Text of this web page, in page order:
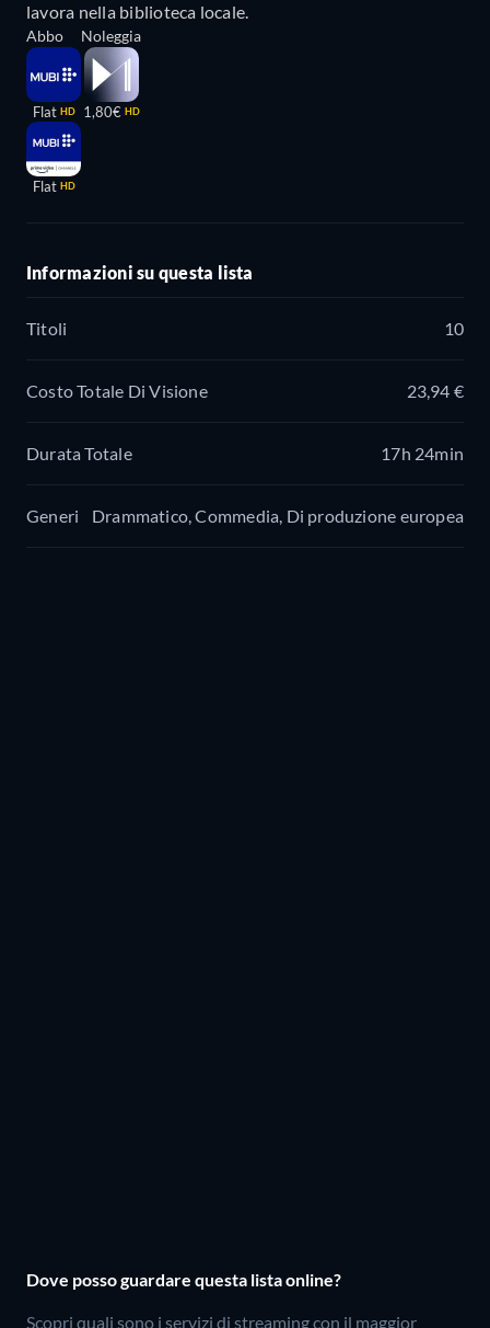
lavora nella biblioteca locale.
Abbo
Flat HD
Flat HD
Noleggia
1,80€ HD
Informazioni su questa lista
Titoli 10
Costo Totale Di Visione 23,94 €
Durata Totale 17h 24min
Generi Drammatico, Commedia, Di produzione europea
Dove posso guardare questa lista online?
Scopri quali sono i servizi di streaming con il maggior